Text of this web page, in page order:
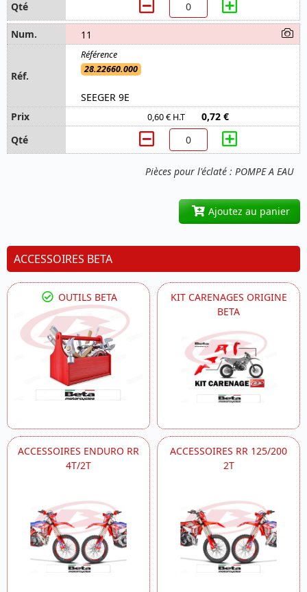
Pièces pour l'éclaté : POMPE A EAU
11
28.22660.000
SEEGER 9E
0,60 € H.T 0,72 €
Ajoutez au panier
ACCESSOIRES BETA
OUTILS BETA
KIT CARENAGES ORIGINE
BETA
ACCESSOIRES ENDURO RR
4T/2T
ACCESSOIRES RR 125/200
2T